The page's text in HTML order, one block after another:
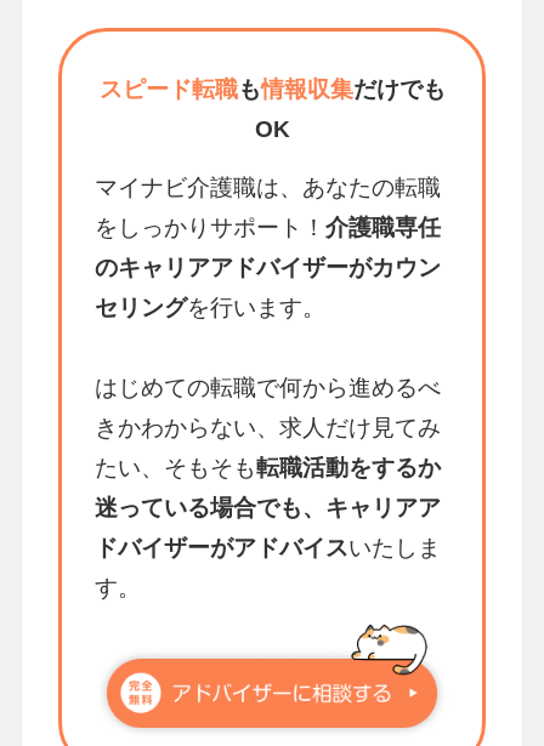
スピード転職も情報収集だけでも
OK
マイナビ介護職は、あなたの転職
をしっかりサポート！ 介護職専任
のキャリアアドバイザーがカウン
セリングを行います。
はじめての転職で何から進めるべ
きかわからない、求人だけ見てみ
たい、そもそも転職活動をするか
迷っている場合でも、キャリアア
ドバイザーがアドバイスいたしま
す。